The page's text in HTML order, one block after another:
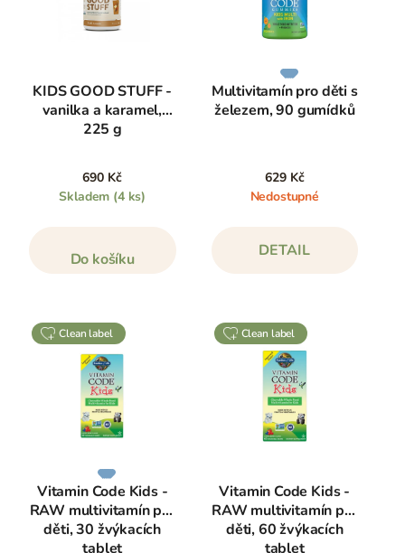
KIDS GOOD STUFF -
vanilka a karamel,
225 g
690 Kč
Skladem (4 ks)
Do košíku
Multivitamín pro děti s
železem, 90 gumídků
629 Kč
Nedostupné
DETAIL
clean label
Vitamin Code Kids -
RAW multivitamín pro
děti, 30 žvýkacích
tablet
clean label
Vitamin Code Kids -
RAW multivitamín pro
děti, 60 žvýkacích
tablet